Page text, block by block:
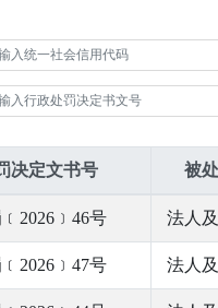
决定文书号 被
号 法人
号 法人